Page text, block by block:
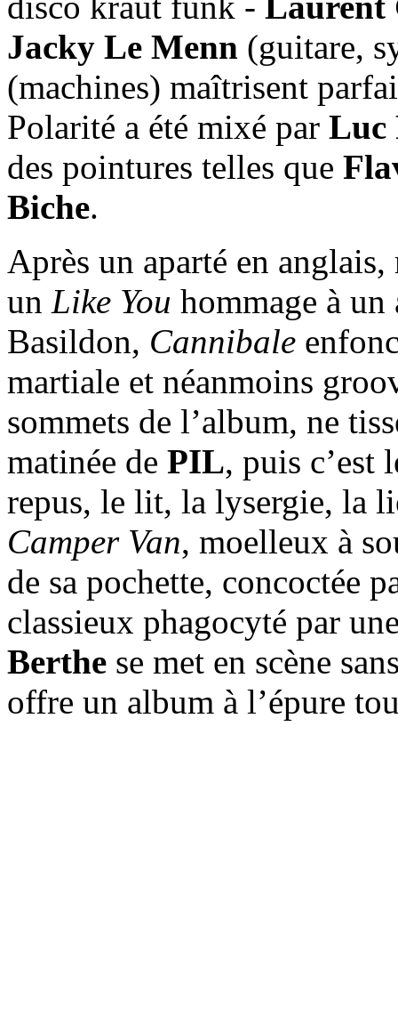
Jacky Le Menn (guitare,
(machines) maîtrisent
Polarité a été mixé par Luc
des pointures telles que
Biche.
Après un aparté en
un Like You hommage à
Basildon, Cannibale
martiale et néanmoins
sommets de l’album, ne
matinée de PIL, puis c’est
repus, le lit, la lysergie, la
Camper Van, moelleux à
de sa pochette, concoctée
classieux phagocyté par
Berthe se met en scène
offre un album à l’épure